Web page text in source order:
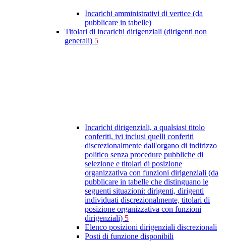
Incarichi amministrativi di vertice (da
pubblicare in tabelle)
Titolari di incarichi dirigenziali (dirigenti non
generali) 5
Incarichi dirigenziali, a qualsiasi titolo
conferiti, ivi inclusi quelli conferiti
discrezionalmente dall'organo di indirizzo
politico senza procedure pubbliche di
selezione e titolari di posizione
organizzativa con funzioni dirigenziali (da
pubblicare in tabelle che distinguano le
seguenti situazioni: dirigenti, dirigenti
individuati discrezionalmente, titolari di
posizione organizzativa con funzioni
dirigenziali) 5
Elenco posizioni dirigenziali discrezionali
Posti di funzione disponibili